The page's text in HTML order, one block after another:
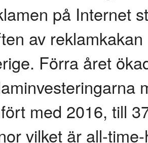
på Internet
av reklamkakan
Förra året
med 2016, till
vilket är all-